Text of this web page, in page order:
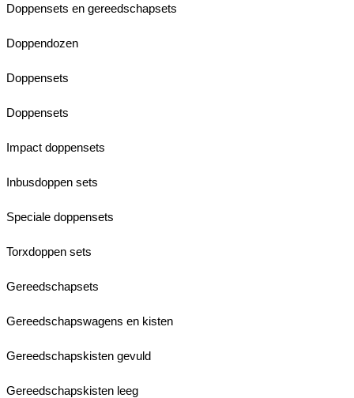
Doppensets en gereedschapsets
Doppendozen
Doppensets
Doppensets
Impact doppensets
Inbusdoppen sets
Speciale doppensets
Torxdoppen sets
Gereedschapsets
Gereedschapswagens en kisten
Gereedschapskisten gevuld
Gereedschapskisten leeg